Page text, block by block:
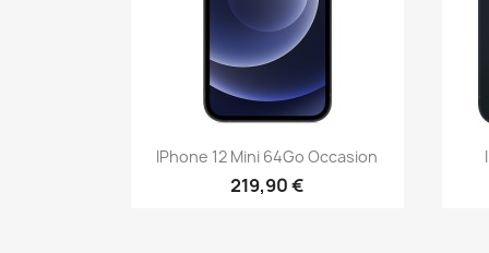
Aperçu rapide
IPhone 12 Mini 64Go Occasion
219,90 €